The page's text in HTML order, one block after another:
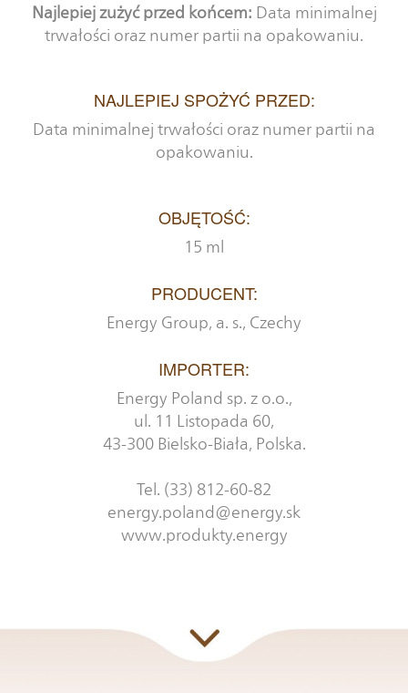
Najlepiej zużyć przed końcem: Data minimalnej
trwałości oraz numer partii na opakowaniu.
NAJLEPIEJ SPOŻYĆ PRZED:
Data minimalnej trwałości oraz numer partii na
opakowaniu.
OBJĘTOŚĆ:
15 ml
PRODUCENT:
Energy Group, a. s., Czechy
IMPORTER:
Energy Poland sp. z o.o.,
ul. 11 Listopada 60,
43-300 Bielsko-Biała, Polska.
Tel. (33) 812-60-82
energy.poland@energy.sk
www.produkty.energy